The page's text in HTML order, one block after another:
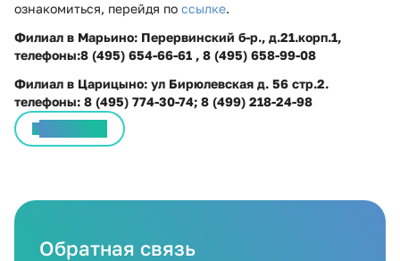
ознакомиться, перейдя по ссылке.
Филиал в Марьино: Перервинский б-р., д.21.корп.1,
телефоны:8 (495) 654-66-61 , 8 (495) 658-99-08
Филиал в Царицыно: ул Бирюлевская д. 56 стр.2.
телефоны: 8 (495) 774-30-74; 8 (499) 218-24-98
Обратная связь